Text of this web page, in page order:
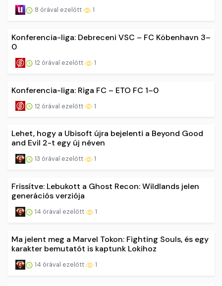
8 órával ezelőtt 1
Konferencia-liga: Debreceni VSC – FC Köbenhavn 3–
0
12 órával ezelőtt 1
Konferencia-liga: Riga FC – ETO FC 1–0
12 órával ezelőtt 1
Lehet, hogy a Ubisoft újra bejelenti a Beyond Good
and Evil 2-t egy új néven
13 órával ezelőtt 1
Frissítve: Lebukott a Ghost Recon: Wildlands jelen
generációs verziója
14 órával ezelőtt 1
Ma jelent meg a Marvel Tokon: Fighting Souls, és egy
karakter bemutatót is kaptunk Lokihoz
14 órával ezelőtt 1